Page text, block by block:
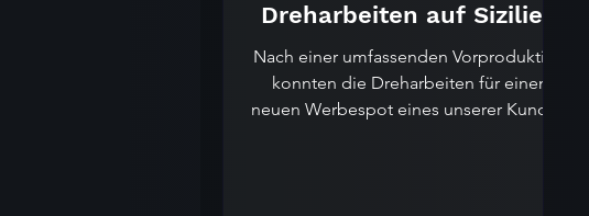
Dreharbeiten auf Sizilien
Nach einer umfassenden Vorproduktion
konnten die Dreharbeiten für einen
neuen Werbespot eines unserer Kunden